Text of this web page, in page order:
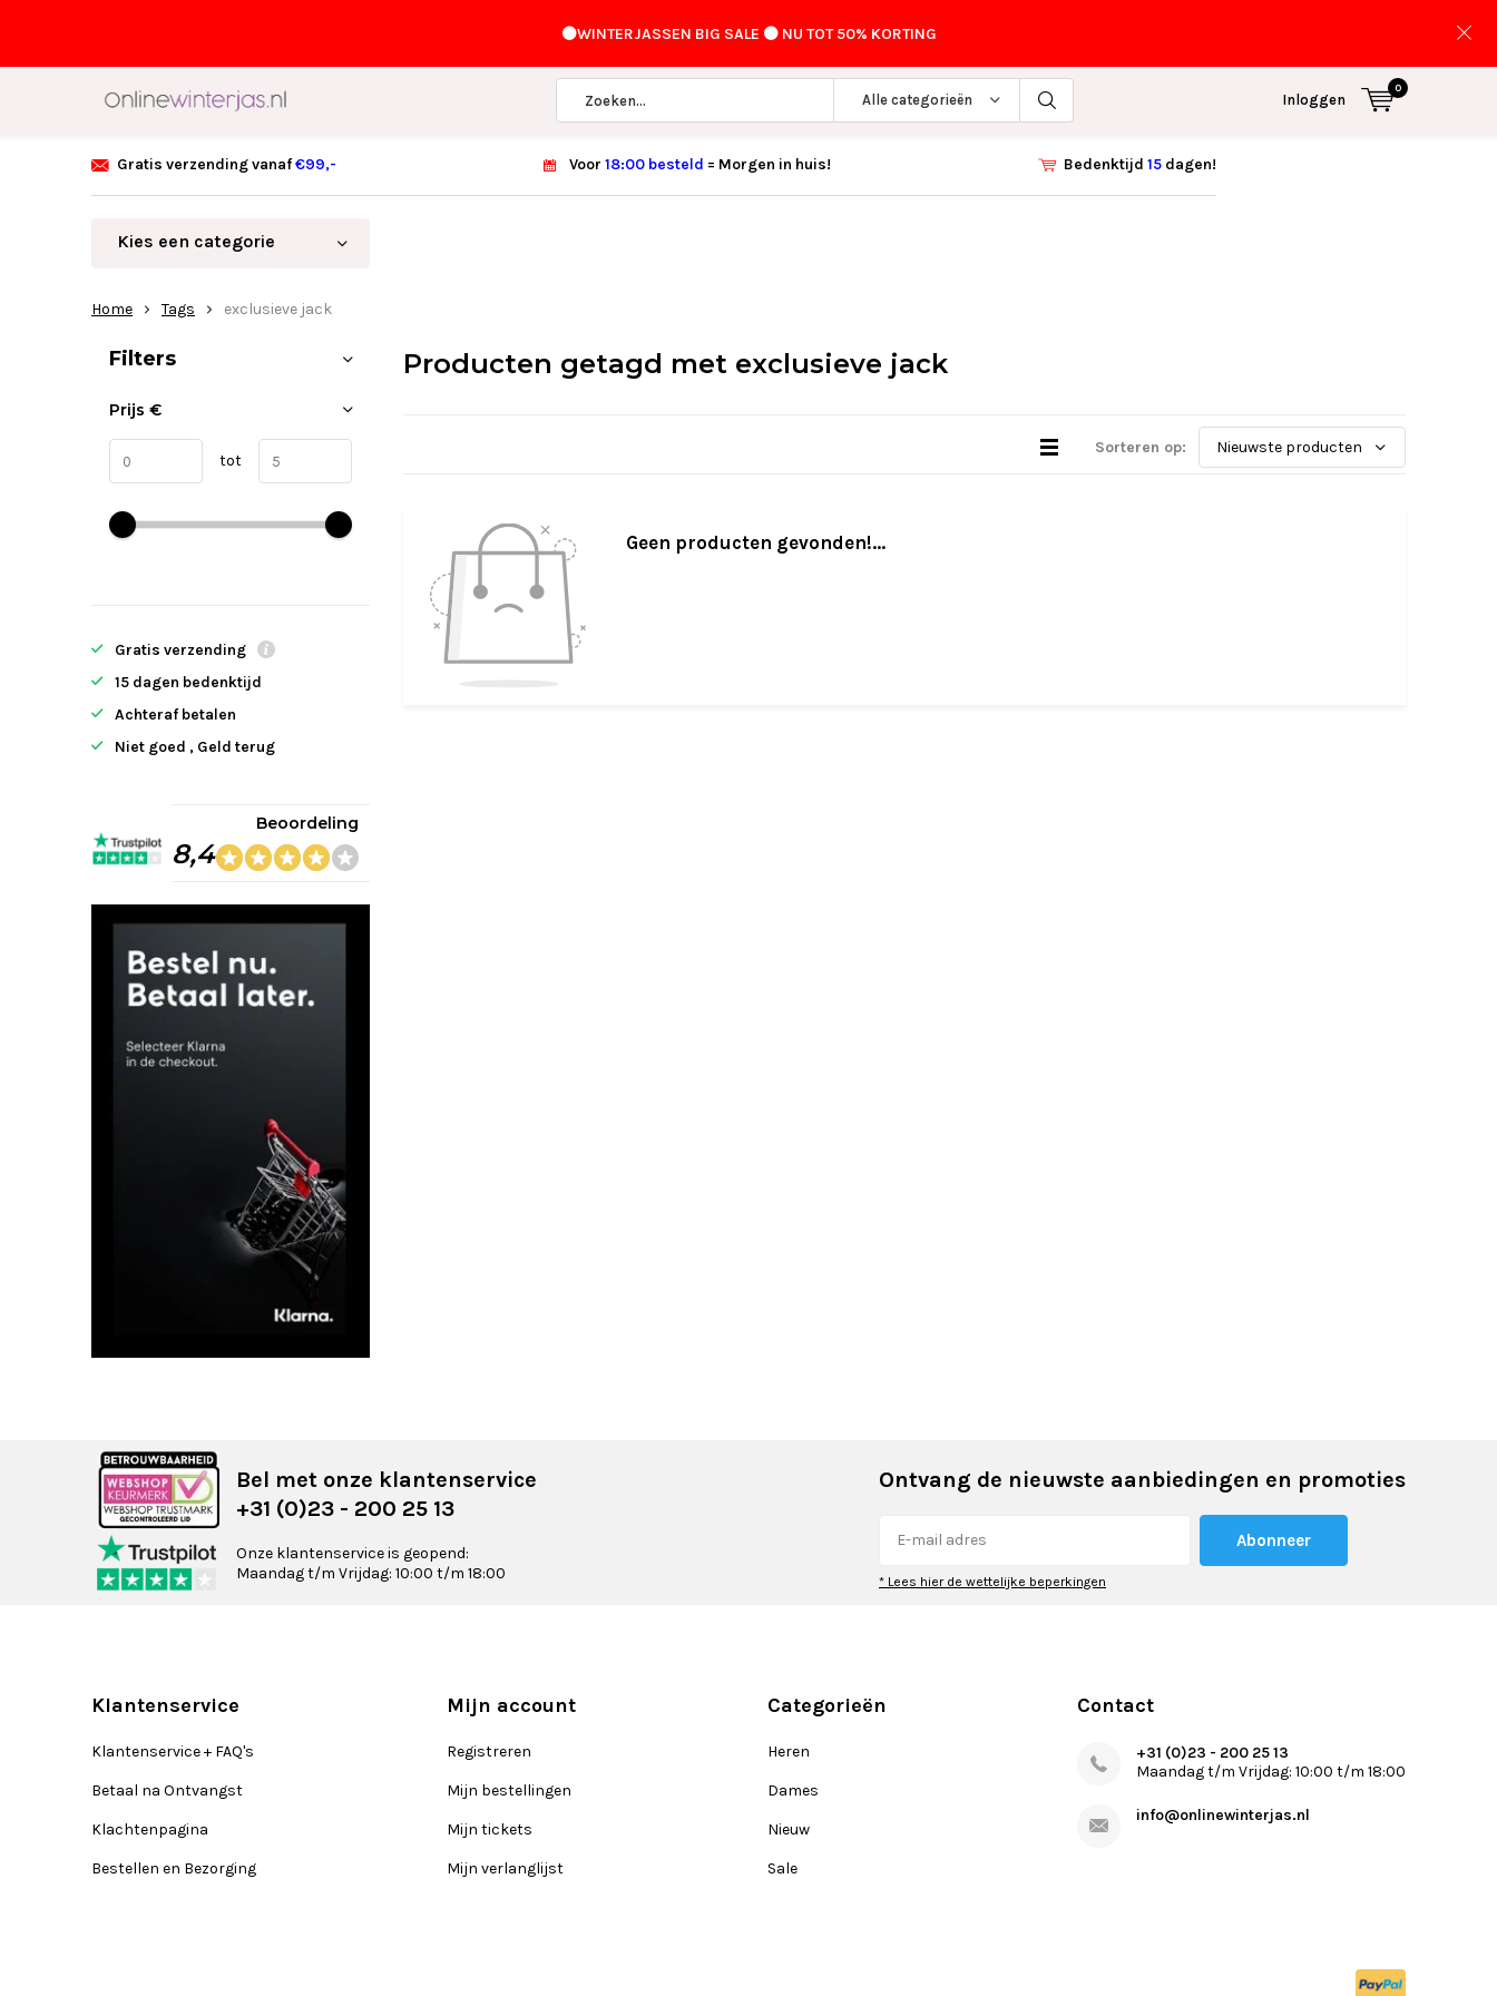
Alle categorieën Inloggen
0
⚫️WINTERJASSEN BIG SALE ⚫️ NU TOT 50% KORTING
Gratis verzending vanaf€99,- Voor 18:00 besteld = Morgen in huis! Bedenktijd 15 dagen!
Kies een categorie
Home Tags exclusieve jack
Producten getagd met exclusieve jack
Sorteren op:
Geen producten gevonden!...
Sorteren op:
Filters
Prijs €
tot
Gratis verzending
15 dagen bedenktijd
Achteraf betalen
Niet goed , Geld terug
8,4
Beoordeling
Bel met onze klantenservice
+31 (0)23 - 200 25 13
Onze klantenservice is geopend:
Maandag t/m Vrijdag: 10:00 t/m 18:00
Ontvang de nieuwste aanbiedingen en promoties
Abonneer
* Lees hier de wettelijke beperkingen
Klantenservice
Klantenservice + FAQ's
Betaal na Ontvangst
Klachtenpagina
Bestellen en Bezorging
Mijn account
Registreren
Mijn bestellingen
Mijn tickets
Mijn verlanglijst
Categorieën
Heren
Dames
Nieuw
Sale
Contact
+31 (0)23 - 200 25 13
Maandag t/m Vrijdag: 10:00 t/m 18:00
info@onlinewinterjas.nl